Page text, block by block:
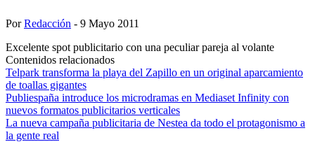
PorRedacción - 9 Mayo 2011
Excelente spot publicitario con una peculiar pareja al volante
Contenidos relacionados
Telpark transforma la playa del Zapillo en un original aparcamiento
de toallas gigantes
Publiespaña introduce los microdramas en Mediaset Infinity con
nuevos formatos publicitarios verticales
La nueva campaña publicitaria de Nestea da todo el protagonismo a
la gente real